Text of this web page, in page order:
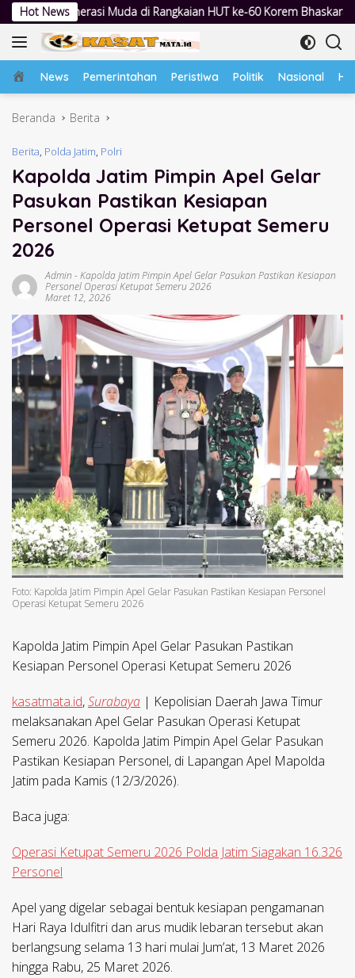
Langsung
ke
konten
Hot NewsHUT ke-60 Korem Bhaskara Jaya Lewat Pesta
Home
News Pemerintahan Peristiwa Politik Nasional
Beranda Berita
Berita, Polda Jatim, Polri
Kapolda Jatim Pimpin Apel Gelar
Pasukan Pastikan Kesiapan
Personel Operasi Ketupat Semeru
2026
Admin -Kapolda Jatim Pimpin Apel Gelar Pasukan Pastikan Kesiapan
Personel Operasi Ketupat Semeru 2026
Maret 12, 2026
Foto: Kapolda Jatim Pimpin Apel Gelar Pasukan Pastikan Kesiapan Personel
Operasi Ketupat Semeru 2026
Kapolda Jatim Pimpin Apel Gelar Pasukan Pastikan
Kesiapan Personel Operasi Ketupat Semeru 2026
kasatmata.id,Surabaya | Kepolisian Daerah Jawa Timur
melaksanakan Apel Gelar Pasukan Operasi Ketupat
Semeru 2026. Kapolda Jatim Pimpin Apel Gelar Pasukan
Pastikan Kesiapan Personel, di Lapangan Apel Mapolda
Jatim pada Kamis (12/3/2026).
Baca juga:
Operasi Ketupat Semeru 2026 Polda Jatim Siagakan 16.326
Personel
Apel yang digelar sebagai bentuk kesiapan pengamanan
Hari Raya Idulfitri dan arus mudik lebaran tersebut akan
berlangsung selama 13 hari mulai Jum’at, 13 Maret 2026
hingga Rabu, 25 Maret 2026.